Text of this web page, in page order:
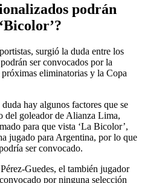
podrán
surgió la duda entre los
ser convocados por la
eliminatorias y la Copa
hay algunos factores que se
del goleador de Alianza Lima,
para que vista ‘La Bicolor’,
jugado para Argentina, por lo que
ser convocado.
Guedes, el también jugador
por ninguna selección